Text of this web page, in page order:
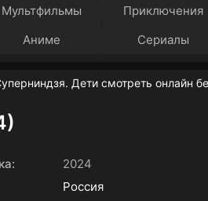
Мультфильмы Приключения
Аниме Сериалы
Дети смотреть онлайн
2024
Россия